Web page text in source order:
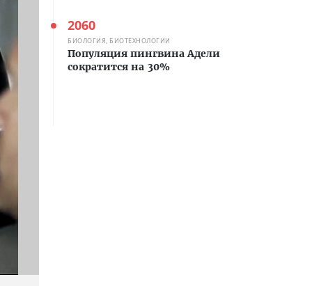
2060
БИОЛОГИЯ, БИОТЕХНОЛОГИИ
Популяция пингвина Адели
сократится на 30%